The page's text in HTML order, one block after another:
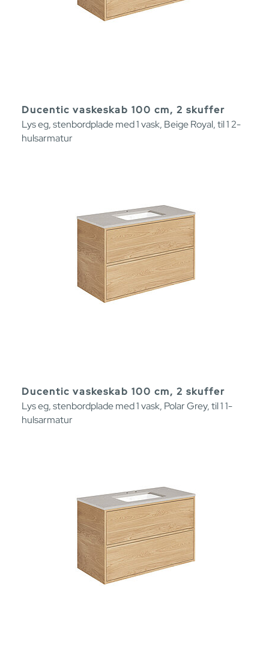
Ducentic vaskeskab 100 cm, 2 skuffer
Lys eg, stenbordplade med 1 vask, Beige Royal, til 1 2-
hulsarmatur
Ducentic vaskeskab 100 cm, 2 skuffer
Lys eg, stenbordplade med 1 vask, Polar Grey, til 1 1-
hulsarmatur